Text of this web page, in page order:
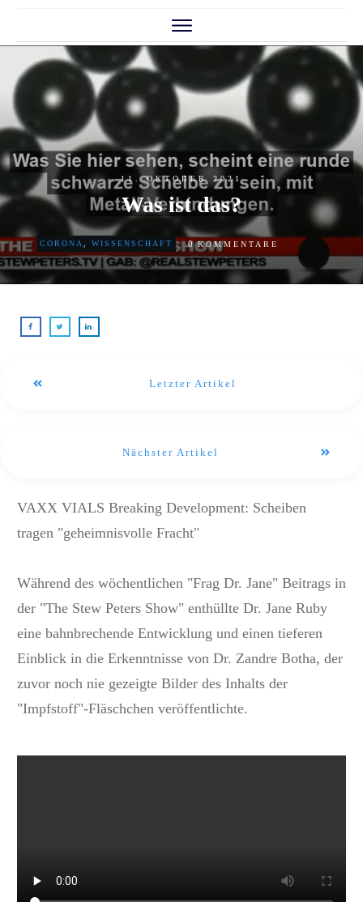
STARTSEITE THEMEN DISKUSSION WAHLEN
11. OKTOBER 2021
Was ist das?
CORONA WISSENSCHAFT 0 KOMMENTARE
Letzter Artikel
Nächster Artikel
VAXX VIALS Breaking Development: Scheiben
tragen "geheimnisvolle Fracht"
Während des wöchentlichen "Frag Dr. Jane" Beitrags in
der "The Stew Peters Show" enthüllte Dr. Jane Ruby
eine bahnbrechende Entwicklung und einen tieferen
Einblick in die Erkenntnisse von Dr. Zandre Botha, der
zuvor noch nie gezeigte Bilder des Inhalts der
"Impfstoff"-Fläschchen veröffentlichte.